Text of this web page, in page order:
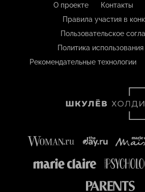
О проекте Контакты
Правила участия в
Пользовательское
Политика
Рекомендательные технологии